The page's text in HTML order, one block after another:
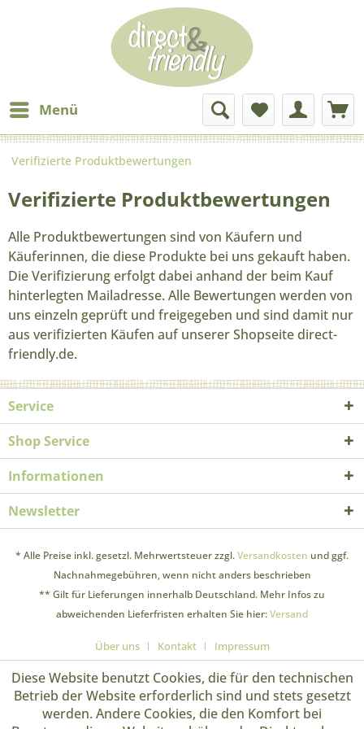
Menü
Verifizierte Produktbewertungen
Verifizierte Produktbewertungen
Alle Produktbewertungen sind von Käufern und
Käuferinnen, die diese Produkte bei uns gekauft haben.
Die Verifizierung erfolgt dabei anhand der beim Kauf
hinterlegten Mailadresse. Alle Bewertungen werden von
uns einzeln geprüft und freigegeben und sind damit nur
aus verifizierten Käufen auf unserer Shopseite direct-
friendly.de.
Service
Shop Service
Informationen
Newsletter
* Alle Preise inkl. gesetzl. Mehrwertsteuer zzgl.Versandkosten und ggf.
Nachnahmegebühren, wenn nicht anders beschrieben
** Gilt für Lieferungen innerhalb Deutschland. Mehr Infos zu
abweichenden Lieferfristen erhalten Sie hier:Versand
Über uns Kontakt Impressum
Diese Website benutzt Cookies, die für den technischen
Betrieb der Website erforderlich sind und stets gesetzt
werden. Andere Cookies, die den Komfort bei